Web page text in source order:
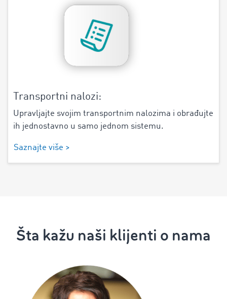
Transportni nalozi:
Upravljajte svojim transportnim nalozima i obrađujte
ih jednostavno u samo jednom sistemu.
Saznajte više >
Šta kažu naši klijenti o nama